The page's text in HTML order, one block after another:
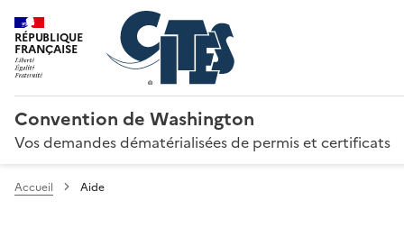
RÉPUBLIQUE
FRANÇAISE
Convention de Washington
Vos demandes dématérialisées de permis et certificats
Accueil Aide